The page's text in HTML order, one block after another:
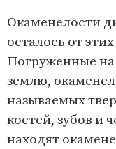
Окаменелости
осталось от
Погруженные
землю,
называемых
костей, зубов и
находят